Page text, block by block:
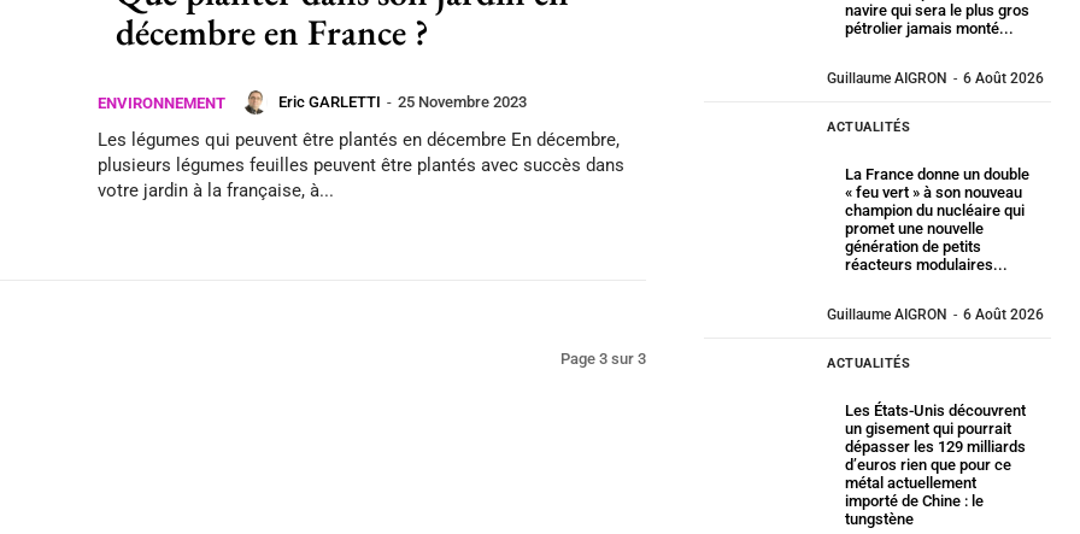
décembre en France ?
ENVIRONNEMENT Eric GARLETTI - 25 Novembre 2023
Les légumes qui peuvent être plantés en décembre En décembre,
plusieurs légumes feuilles peuvent être plantés avec succès dans
votre jardin à la française, à...
Page 3 sur 3
navire qui sera le plus gros
pétrolier jamais monté...
Guillaume AIGRON - 6 Août 2026
ACTUALITÉS
La France donne un double
« feu vert » à son nouveau
champion du nucléaire qui
promet une nouvelle
génération de petits
réacteurs modulaires...
Guillaume AIGRON - 6 Août 2026
ACTUALITÉS
Les États-Unis découvrent
un gisement qui pourrait
dépasser les 129 milliards
d’euros rien que pour ce
métal actuellement
importé de Chine : le
tungstène